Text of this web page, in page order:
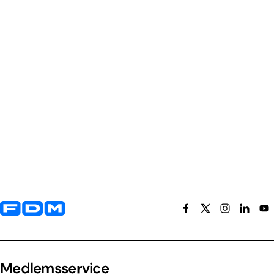
Yderligere information og kontaktoplysninger
Medlemsservice